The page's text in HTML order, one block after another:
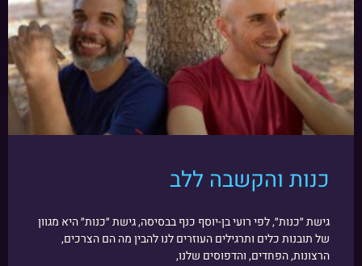
כנות והקשבה ללב
גישת ״כנות״, לפי רועי בן-יוסף כנף בבסיסה, גישת ״כנות״ היא מגוון
של תובנות כלים ותרגילים העוזרים לנו להבין מה הם הצרכים,
הרצונות, הפחדים, והדפוסים שלנו,